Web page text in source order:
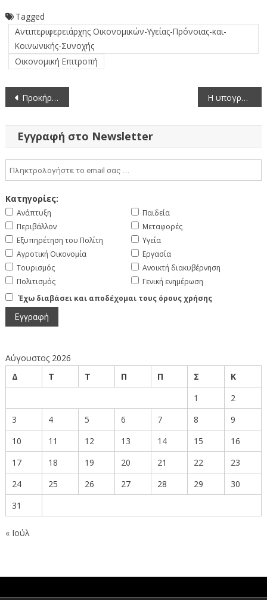
Tagged
Αντιπεριφερειάρχης Οικονομικών-Υγείας-Πρόνοιας-και-
Κοινωνικής-Συνοχής
Οικονομική Επιτροπή
Πλοήγηση
άρθρων
Προκήρυξη αγώνων πρωταθλήματος παλαιμάχων ποδοσφαιριστών περιόδου 2016-2017 Η υπογραφή της σύμβασης της Πανεπιστημιούπολης
Εγγραφή στο Newsletter
Κατηγορίες:
Ανάπτυξη
Περιβάλλον
Εξυπηρέτηση του Πολίτη
Αγροτική Οικονομία
Τουρισμός
Πολιτισμός
Παιδεία
Μεταφορές
Υγεία
Εργασία
Ανοικτή διακυβέρνηση
Γενική ενημέρωση
Έχω διαβάσει και αποδέχομαι τους όρους χρήσης
Αύγουστος 2026
Δ
Τ Τ Π Π Σ
Κ
1
2
3
4 5 6 7 8
9
10
11 12 13 14 15
16
17
18 19 20 21 22
23
24
25 26 27 28 29
30
31
« Ιούλ